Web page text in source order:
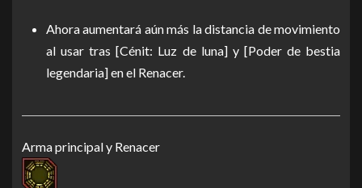
Ahora aumentará aún más la distancia de movimiento
al usar tras [Cénit: Luz de luna] y [Poder de bestia
legendaria] en el Renacer.
Arma principal y Renacer